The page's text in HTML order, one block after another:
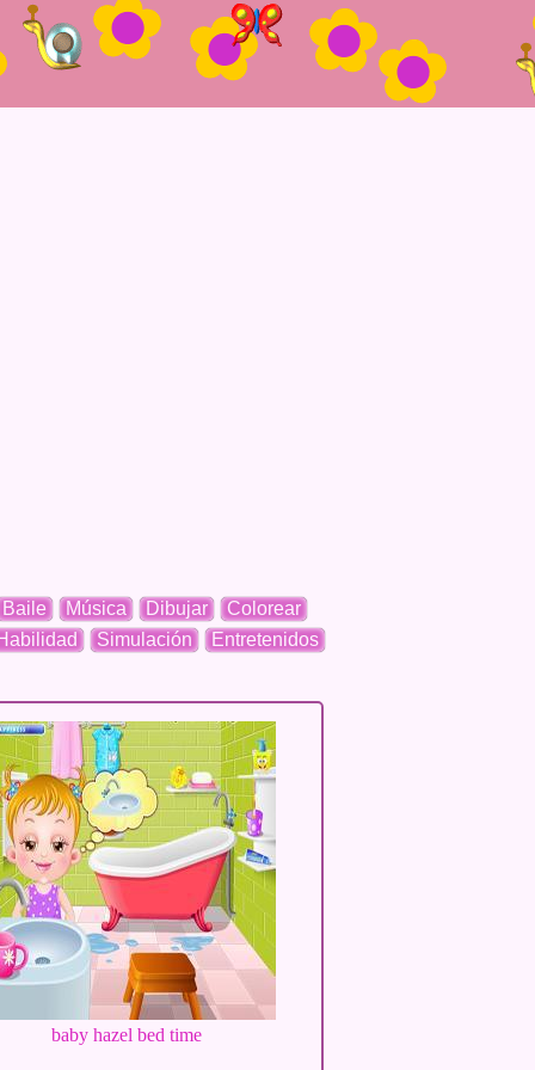
Baile Música Dibujar
Colorear
Simulación Entretenidos
baby hazel bed time